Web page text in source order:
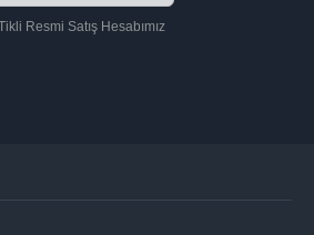
Resmi Satış Hesabımız